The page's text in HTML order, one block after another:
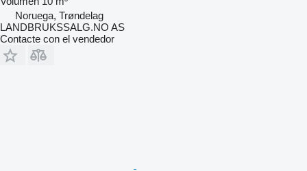
Noruega, Trøndelag
LANDBRUKSSALG.NO AS
Contacte con el vendedor